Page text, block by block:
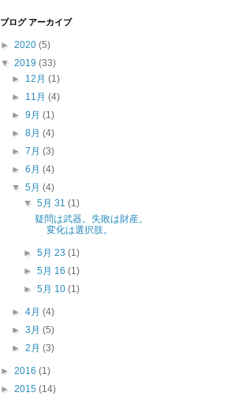
ブログ アーカイブ
► 2020 (5)
▼ 2019 (33)
► 12月(1)
► 11月(4)
►9月(1)
►8月(4)
►7月(3)
►6月(4)
▼5月(4)
▼ 5月 31 (1)
疑問は武器。失敗は財産。
変化は選択肢。
► 5月 23 (1)
► 5月 16 (1)
► 5月 10 (1)
►4月(4)
►3月(5)
►2月(3)
► 2016 (1)
► 2015 (14)